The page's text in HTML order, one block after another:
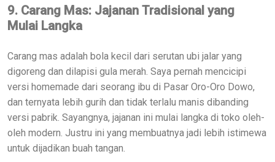
9. Carang Mas: Jajanan Tradisional yang
Mulai Langka
Carang mas adalah bola kecil dari serutan ubi jalar yang
digoreng dan dilapisi gula merah. Saya pernah mencicipi
versi homemade dari seorang ibu di Pasar Oro-Oro Dowo,
dan ternyata lebih gurih dan tidak terlalu manis dibanding
versi pabrik. Sayangnya, jajanan ini mulai langka di toko oleh-
oleh modern. Justru ini yang membuatnya jadi lebih istimewa
untuk dijadikan buah tangan.